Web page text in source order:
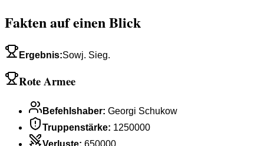
Fakten auf einen Blick
Ergebnis:Sowj. Sieg.
Rote Armee
Befehlshaber: Georgi Schukow
Truppenstärke: 1250000
Verluste: 650000